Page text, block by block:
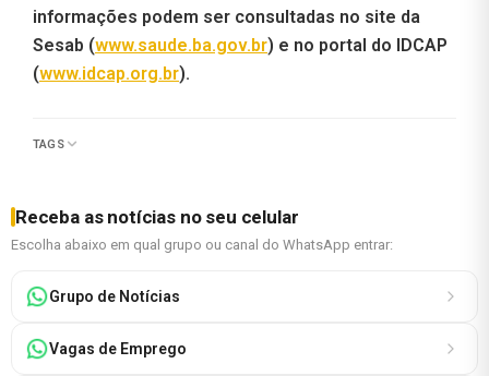
informações podem ser consultadas no site da
Sesab (www.saude.ba.gov.br) e no portal do IDCAP
(www.idcap.org.br).
TAGS
Receba as notícias no seu celular
Escolha abaixo em qual grupo ou canal do WhatsApp entrar:
Grupo de Notícias
Vagas de Emprego